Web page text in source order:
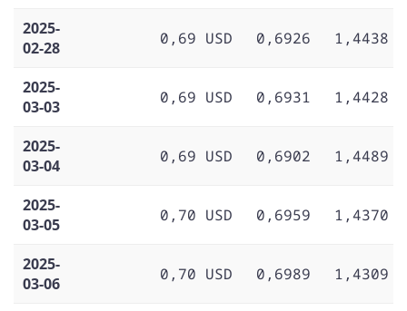
2025-
02-28
0,69 USD 0,6926 1,4438
2025-
03-03
0,69 USD 0,6931 1,4428
2025-
03-04
0,69 USD 0,6902 1,4489
2025-
03-05
0,70 USD 0,6959 1,4370
2025-
03-06
0,70 USD 0,6989 1,4309